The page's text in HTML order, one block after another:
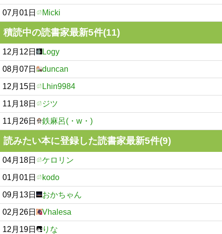
07月01日 Micki
積読中の読書家最新5件(11)
12月12日 Logy
08月07日 duncan
12月15日 Lhin9984
11月18日 ジツ
11月26日 鉄麻呂(・w・)
読みたい本に登録した読書家最新5件(9)
04月18日 ケロリン
01月01日 kodo
09月13日 おかちゃん
02月26日 Vhalesa
12月19日 りな